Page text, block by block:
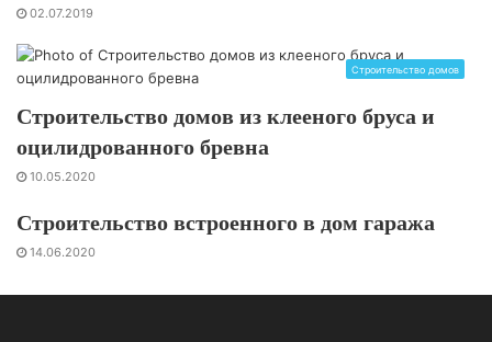
02.07.2019
Строительство домов
Строительство домов из клееного бруса и
оцилидрованного бревна
10.05.2020
Строительство встроенного в дом гаража
14.06.2020